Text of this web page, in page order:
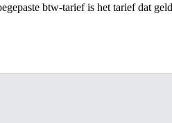
btw-tarief is het tarief dat